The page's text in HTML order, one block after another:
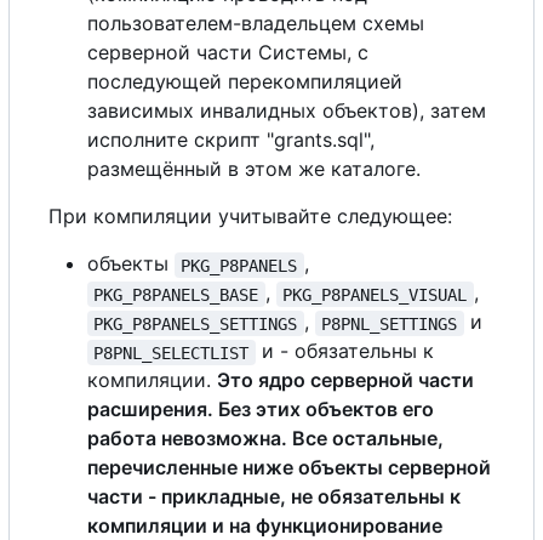
пользователем-владельцем схемы
серверной части Системы, с
последующей перекомпиляцией
зависимых инвалидных объектов), затем
исполните скрипт "grants.sql",
размещённый в этом же каталоге.
При компиляции учитывайте следующее:
объекты
PKG_P8PANELS ,
PKG_P8PANELS_BASE , PKG_P8PANELS_VISUAL ,
PKG_P8PANELS_SETTINGS , P8PNL_SETTINGS и
P8PNL_SELECTLIST
и - обязательны к
компиляции. Это ядро серверной части
расширения. Без этих объектов его
работа невозможна. Все остальные,
перечисленные ниже объекты серверной
части - прикладные, не обязательны к
компиляции и на функционирование